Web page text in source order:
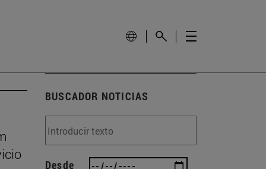
BUSCADOR NOTICIAS
Desde